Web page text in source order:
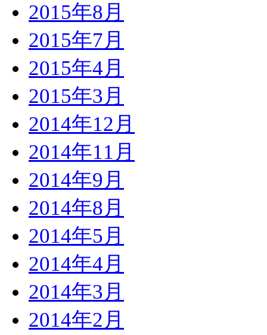
2015年8月
2015年7月
2015年4月
2015年3月
2014年12月
2014年11月
2014年9月
2014年8月
2014年5月
2014年4月
2014年3月
2014年2月